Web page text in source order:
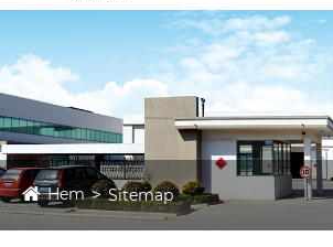
Hem Sitemap